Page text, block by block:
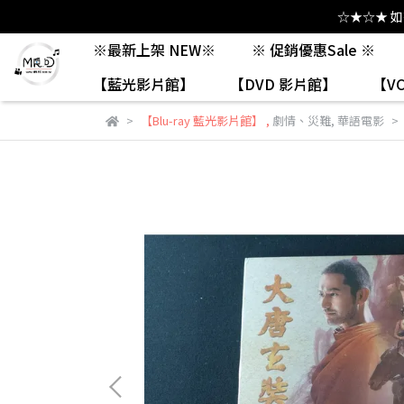
☆★☆★ 如有
※最新上架 NEW※
※ 促銷優惠Sale ※
【藍光影片館】
【DVD 影片館】 【
【Blu-ray 藍光影片館】 , 劇情、災難, 華語電影